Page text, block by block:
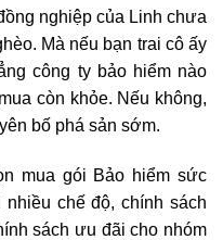
nghiệp của Linh chưa
Mà nếu bạn trai cô ấy
công ty bảo hiểm nào
còn khỏe. Nếu không,
bố phá sản sớm.
mua gói Bảo hiểm sức
chế độ, chính sách
sách ưu đãi cho nhóm